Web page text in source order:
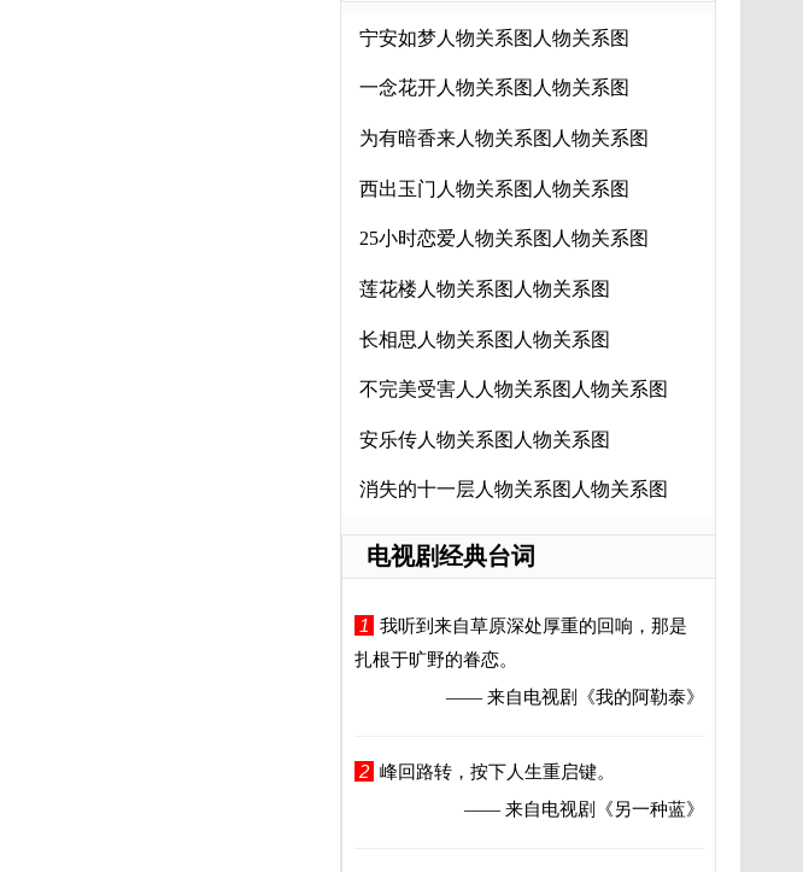
宁安如梦人物关系图人物关系图
一念花开人物关系图人物关系图
为有暗香来人物关系图人物关系图
西出玉门人物关系图人物关系图
25小时恋爱人物关系图人物关系图
莲花楼人物关系图人物关系图
长相思人物关系图人物关系图
不完美受害人人物关系图人物关系图
安乐传人物关系图人物关系图
消失的十一层人物关系图人物关系图
电视剧经典台词
1
我听到来自草原深处厚重的回响，那是
扎根于旷野的眷恋。
—— 来自电视剧
《我的阿勒泰》
2 峰回路转，按下人生重启键。
—— 来自电视剧
《另一种蓝》